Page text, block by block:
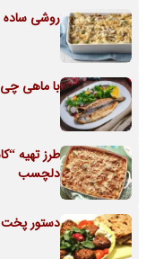
روشی ساده
با ماهی
طرز تهیه
دلچسب
دستور